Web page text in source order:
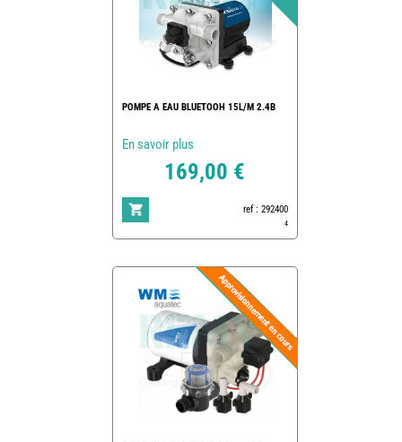
POMPE A EAU BLUETOOH 15L/M 2.4B
En savoir plus
169,00 €
ref : 292400
4